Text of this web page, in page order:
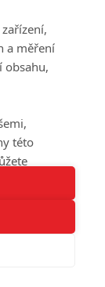
a měření
obsahu,
této
stránce
funkce.
na
s